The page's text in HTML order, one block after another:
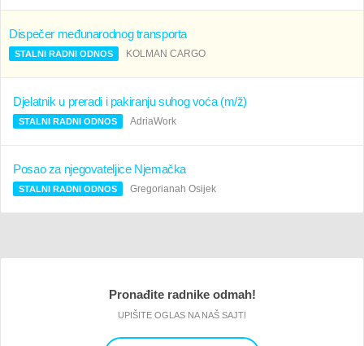
Dispečer međunarodnog transporta
STALNI RADNI ODNOS KOLMAN CARGO
Djelatnik u preradi i pakiranju suhog voća (m/ž)
STALNI RADNI ODNOS AdriaWork
Posao za njegovateljice Njemačka
STALNI RADNI ODNOS Gregorianah Osijek
Pronađite radnike odmah!
UPIŠITE OGLAS NA NAŠ SAJT!